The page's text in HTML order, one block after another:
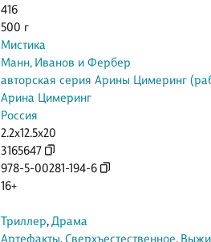
416
500 г
Мистика
Манн, Иванов и Фербер
авторская серия Арины Цимеринг
Арина Цимеринг
Россия
2.2x12.5x20
3165647
978-5-00281-194-6
16+
Триллер,Драма
Артефакты,Сверхъестественное,